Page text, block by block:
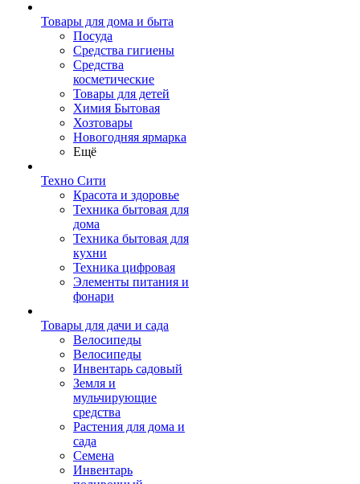
Товары для дома и быта
Посуда
Средства гигиены
Средства
косметические
Товары для детей
Химия Бытовая
Хозтовары
Новогодняя ярмарка
Ещё
Техно Сити
Красота и здоровье
Техника бытовая для
дома
Техника бытовая для
кухни
Техника цифровая
Элементы питания и
фонари
Товары для дачи и сада
Велосипеды
Велосипеды
Инвентарь садовый
Земля и
мульчирующие
средства
Растения для дома и
сада
Семена
Инвентарь